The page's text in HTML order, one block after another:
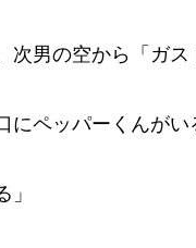
男の空から「ガス
にペッパーくんがい